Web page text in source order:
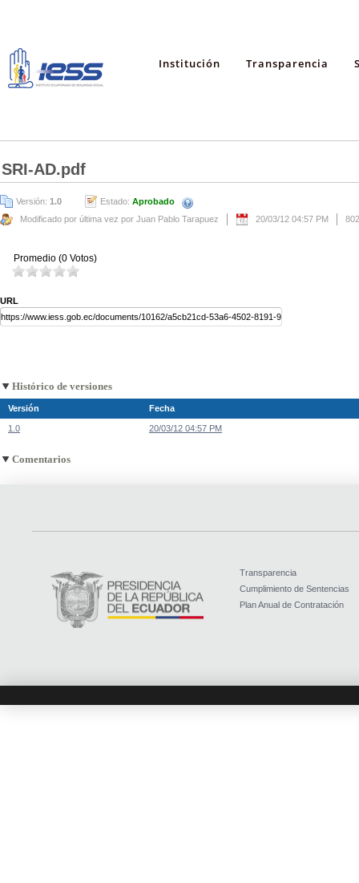
Institución Transparencia
SRI-AD.pdf
Versión: 1.0 Estado: Aprobado
Modificado por última vez por Juan Pablo Tarapuez
20/03/12 04:57 PM
Promedio (0 Votos)
URL
Histórico de versiones
Versión Fecha
1.0 20/03/12 04:57 PM
Comentarios
Transparencia
Cumplimiento de Sentencias
Plan Anual de Contratación